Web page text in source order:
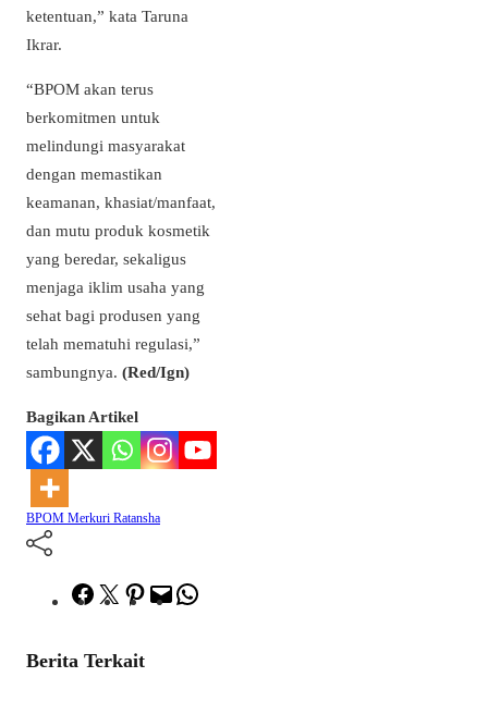
ketentuan,” kata Taruna
Ikrar.
“BPOM akan terus
berkomitmen untuk
melindungi masyarakat
dengan memastikan
keamanan, khasiat/manfaat,
dan mutu produk kosmetik
yang beredar, sekaligus
menjaga iklim usaha yang
sehat bagi produsen yang
telah mematuhi regulasi,”
sambungnya. (Red/Ign)
Bagikan Artikel
BPOM Merkuri Ratansha
Facebook
TwitterPinterest
Mail
Berita Terkait